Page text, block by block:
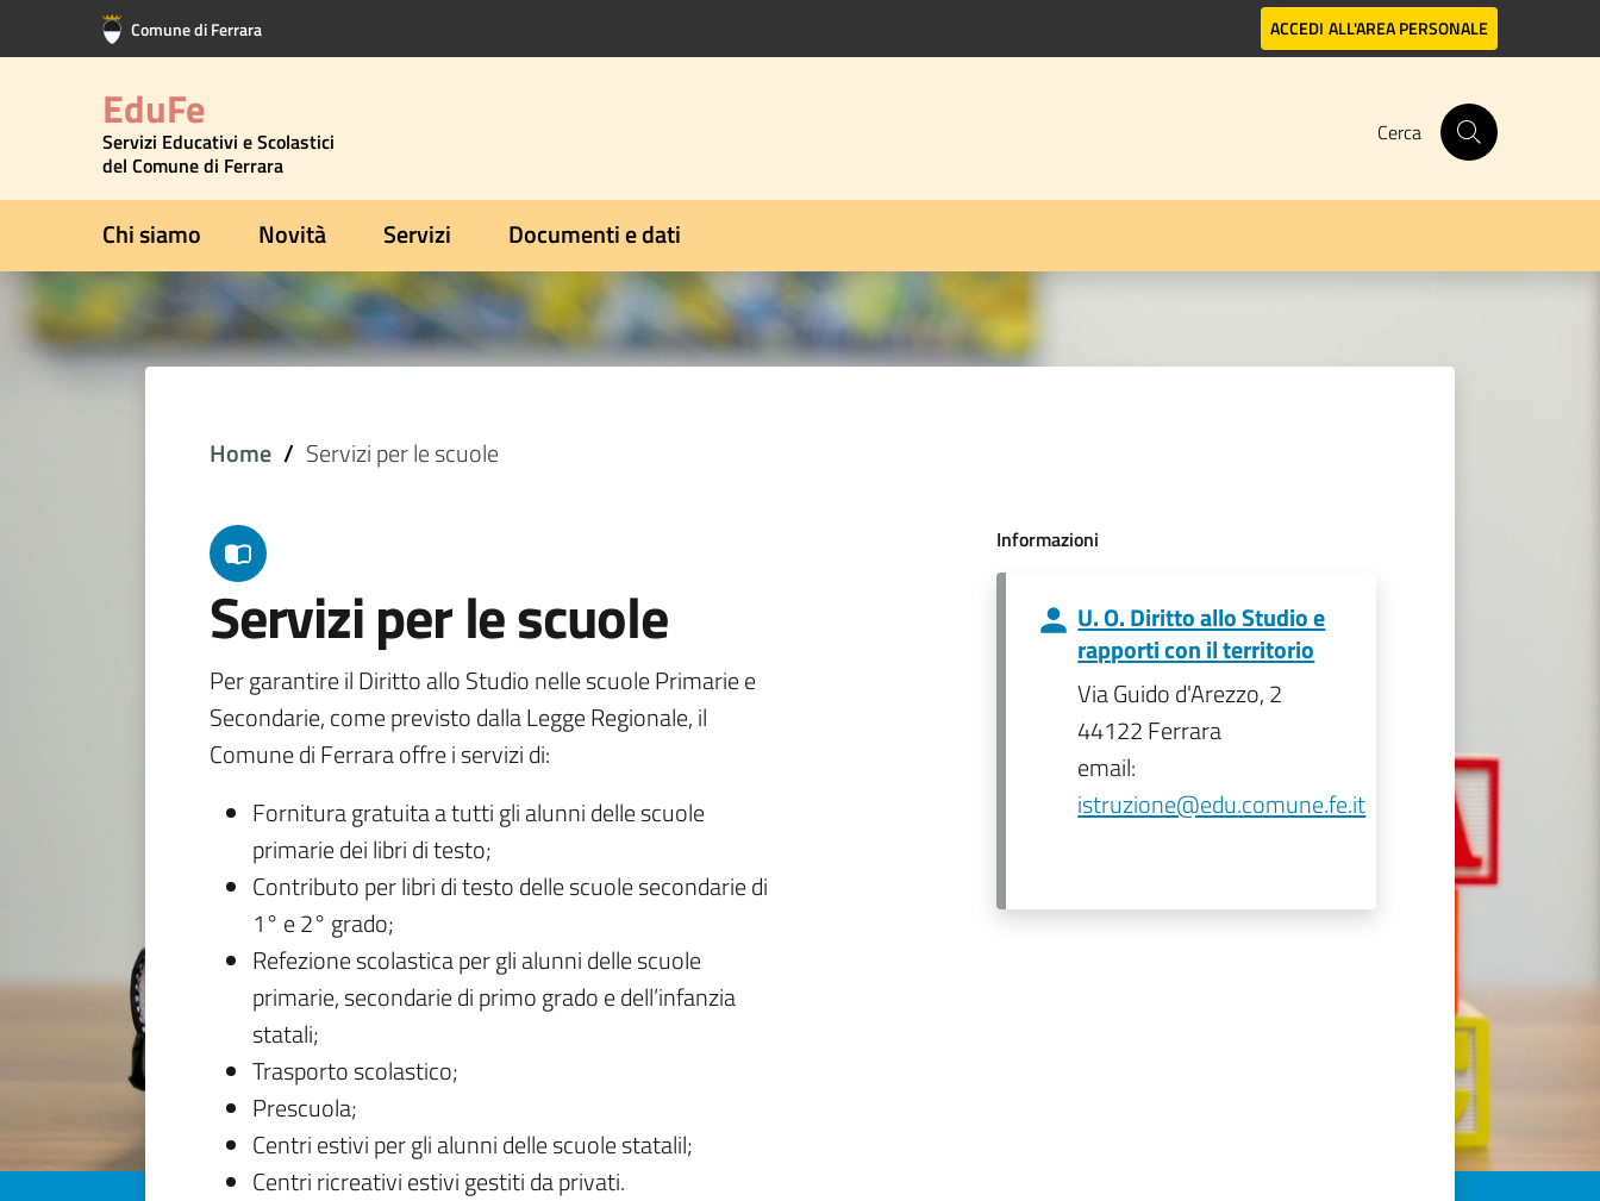
Vai al contenuto principale
Vai al footer Comune di Ferrara ACCEDI ALL'AREA PERSONALE
EduFe
Servizi Educativi e Scolastici
del Comune di Ferrara
Cerca
Chi siamo Novità Servizi Documenti e dati
Home Servizi per le scuole
Servizi per le scuole
Per garantire il Diritto allo Studio nelle scuole Primarie e
Secondarie, come previsto dalla Legge Regionale, il
Comune di Ferrara offre i servizi di:
Fornitura gratuita a tutti gli alunni delle scuole
primarie dei libri di testo;
Contributo per libri di testo delle scuole secondarie di
1° e 2° grado;
Refezione scolastica per gli alunni delle scuole
primarie, secondarie di primo grado e dell’infanzia
statali;
Trasporto scolastico;
Prescuola;
Centri estivi per gli alunni delle scuole statalil;
Centri ricreativi estivi gestiti da privati.
Informazioni
U. O. Diritto allo Studio e
rapporti con il territorio
Via Guido d'Arezzo, 2
44122 Ferrara
email:
istruzione@edu.comune.fe.it